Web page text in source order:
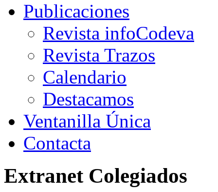
Publicaciones
Revista infoCodeva
Revista Trazos
Calendario
Destacamos
Ventanilla Única
Contacta
Extranet Colegiados